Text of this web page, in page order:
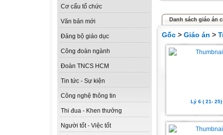
Cơ cấu tổ chức
Văn bản mới
Đảng bộ giáo dục
Công đoàn ngành
Đoàn TNCS HCM
Tin tức - Sự kiện
Công nghệ thông tin
Thi đua - Khen thưởng
Người tốt - Việc tốt
Danh sách giáo án
Gốc > Giáo án >
Lý 6 ( 21- 25)